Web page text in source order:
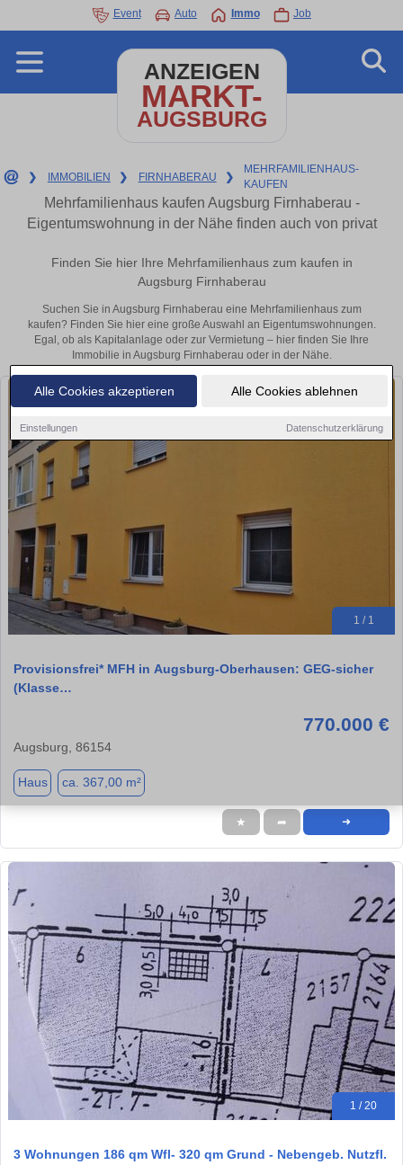
Alle Cookies akzeptieren Alle Cookies ablehnen
Einstellungen Datenschutzerklärung
Event Auto Immo Job
ANZEIGEN
MARKT-
AUGSBURG
❯ IMMOBILIEN ❯ FIRNHABERAU ❯
MEHRFAMILIENHAUS-
KAUFEN
Mehrfamilienhaus kaufen Augsburg Firnhaberau -
Eigentumswohnung in der Nähe finden auch von privat
Finden Sie hier Ihre Mehrfamilienhaus zum kaufen in
Augsburg Firnhaberau
Suchen Sie in Augsburg Firnhaberau eine Mehrfamilienhaus zum
kaufen? Finden Sie hier eine große Auswahl an Eigentumswohnungen.
Egal, ob als Kapitalanlage oder zur Vermietung – hier finden Sie Ihre
Immobilie in Augsburg Firnhaberau oder in der Nähe.
1 / 1
Provisionsfrei* MFH in Augsburg-Oberhausen: GEG-sicher
(Klasse…
770.000 €
Augsburg, 86154
Haus ca. 367,00 m²
★ ➦ ➜
1 / 20
3 Wohnungen 186 qm Wfl- 320 qm Grund - Nebengeb. Nutzfl.